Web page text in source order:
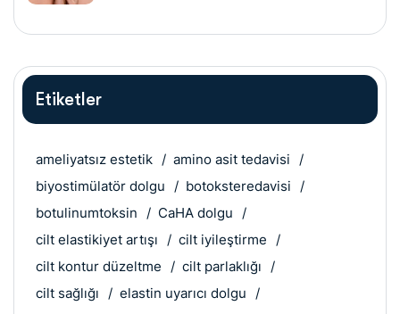
Etiketler
ameliyatsız estetik
amino asit tedavisi
biyostimülatör dolgu
botoksteredavisi
botulinumtoksin
CaHA dolgu
cilt elastikiyet artışı
cilt iyileştirme
cilt kontur düzeltme
cilt parlaklığı
cilt sağlığı
elastin uyarıcı dolgu